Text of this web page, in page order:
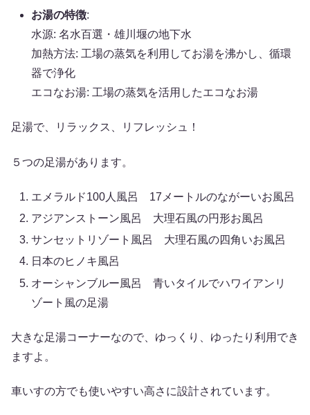
お湯の特徴:
水源: 名水百選・雄川堰の地下水
加熱方法: 工場の蒸気を利用してお湯を沸かし、循環
器で浄化
エコなお湯: 工場の蒸気を活用したエコなお湯
足湯で、リラックス、リフレッシュ！
５つの足湯があります。
エメラルド100人風呂 17メートルのながーいお風呂
アジアンストーン風呂 大理石風の円形お風呂
サンセットリゾート風呂 大理石風の四角いお風呂
日本のヒノキ風呂
オーシャンブルー風呂 青いタイルでハワイアンリ
ゾート風の足湯
大きな足湯コーナーなので、ゆっくり、ゆったり利用でき
ますよ。
車いすの方でも使いやすい高さに設計されています。